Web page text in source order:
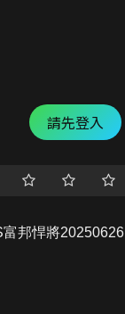
請先登入
邦悍將20250626